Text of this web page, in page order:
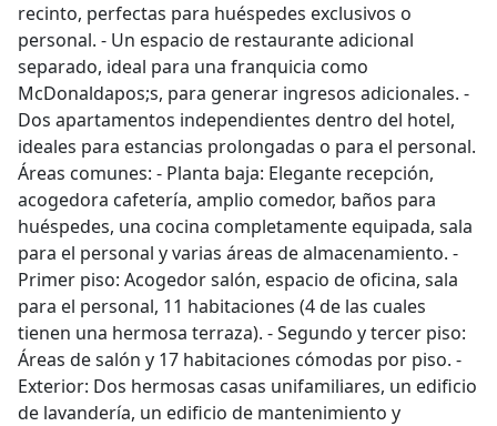
recinto, perfectas para huéspedes exclusivos o
personal. - Un espacio de restaurante adicional
separado, ideal para una franquicia como
McDonaldapos;s, para generar ingresos adicionales. -
Dos apartamentos independientes dentro del hotel,
ideales para estancias prolongadas o para el personal.
Áreas comunes: - Planta baja: Elegante recepción,
acogedora cafetería, amplio comedor, baños para
huéspedes, una cocina completamente equipada, sala
para el personal y varias áreas de almacenamiento. -
Primer piso: Acogedor salón, espacio de oficina, sala
para el personal, 11 habitaciones (4 de las cuales
tienen una hermosa terraza). - Segundo y tercer piso:
Áreas de salón y 17 habitaciones cómodas por piso. -
Exterior: Dos hermosas casas unifamiliares, un edificio
de lavandería, un edificio de mantenimiento y